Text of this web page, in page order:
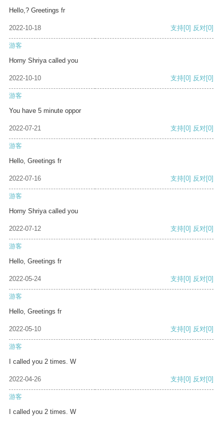
Hello,? Greetings fr
2022-10-18 支持[0] 反对[0]
游客
Horny Shriya called you
2022-10-10 支持[0] 反对[0]
游客
You have 5 minute oppor
2022-07-21 支持[0] 反对[0]
游客
Hello, Greetings fr
2022-07-16 支持[0] 反对[0]
游客
Horny Shriya called you
2022-07-12 支持[0] 反对[0]
游客
Hello, Greetings fr
2022-05-24 支持[0] 反对[0]
游客
Hello, Greetings fr
2022-05-10 支持[0] 反对[0]
游客
I called you 2 times. W
2022-04-26 支持[0] 反对[0]
游客
I called you 2 times. W